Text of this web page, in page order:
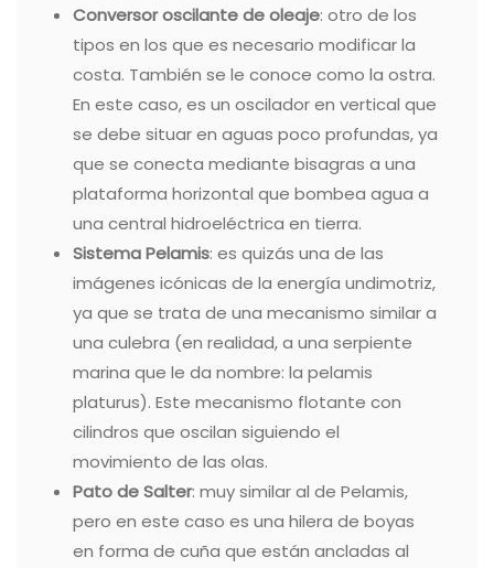
Conversor oscilante de oleaje: otro de los
tipos en los que es necesario modificar la
costa. También se le conoce como la ostra.
En este caso, es un oscilador en vertical que
se debe situar en aguas poco profundas, ya
que se conecta mediante bisagras a una
plataforma horizontal que bombea agua a
una central hidroeléctrica en tierra.
Sistema Pelamis: es quizás una de las
imágenes icónicas de la energía undimotriz,
ya que se trata de una mecanismo similar a
una culebra (en realidad, a una serpiente
marina que le da nombre: la pelamis
platurus). Este mecanismo flotante con
cilindros que oscilan siguiendo el
movimiento de las olas.
Pato de Salter: muy similar al de Pelamis,
pero en este caso es una hilera de boyas
en forma de cuña que están ancladas al